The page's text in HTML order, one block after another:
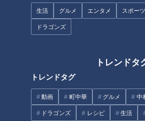
生活 グルメ エンタメ スポーツ
ドラゴンズ
トレンドタ
トレンドタグ
動画 町中華 グルメ 中
ドラゴンズ レシピ 生活
「結局私が全部やらないといけないこと
族の優先順位が低いことがつらいです」
婦。夫は今もそのままの感覚でいるよう
「父親の自覚を持って行動してもらうた
でしょうか？」（Aさん）